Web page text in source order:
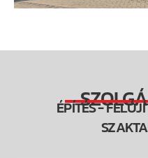
ÉPÍTÉS -